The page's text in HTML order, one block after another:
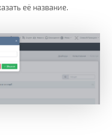
её название.